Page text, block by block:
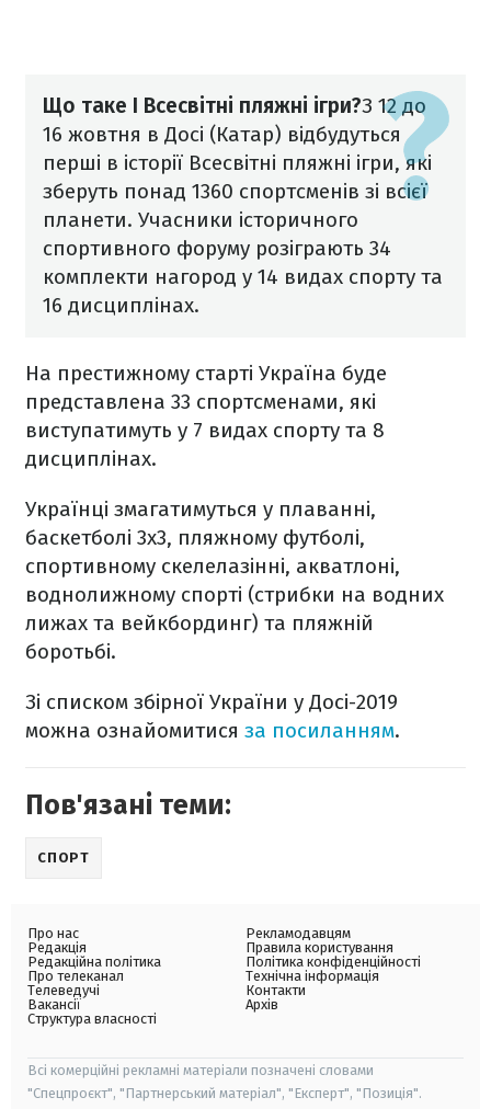
Що таке I Всесвітні пляжні ігри?З 12 до
16 жовтня в Досі (Катар) відбудуться
перші в історії Всесвітні пляжні ігри, які
зберуть понад 1360 спортсменів зі всієї
планети. Учасники історичного
спортивного форуму розіграють 34
комплекти нагород у 14 видах спорту та
16 дисциплінах.
На престижному старті Україна буде
представлена 33 спортсменами, які
виступатимуть у 7 видах спорту та 8
дисциплінах.
Українці змагатимуться у плаванні,
баскетболі 3х3, пляжному футболі,
спортивному скелелазінні, акватлоні,
воднолижному спорті (стрибки на водних
лижах та вейкбординг) та пляжній
боротьбі.
Зі списком збірної України у Досі-2019
можна ознайомитися за посиланням.
Пов'язані теми:
СПОРТ
Про нас
Редакція
Редакційна політика
Про телеканал
Телеведучі
Вакансії
Структура власності
Рекламодавцям
Правила користування
Політика конфіденційності
Технічна інформація
Контакти
Архів
Всі комерційні рекламні матеріали позначені словами
"Спецпроєкт", "Партнерський матеріал", "Експерт", "Позиція".